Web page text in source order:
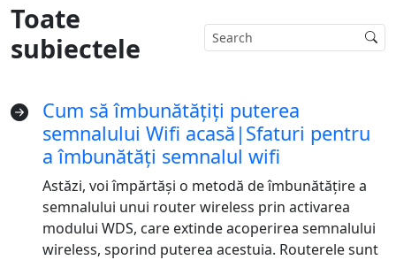
Toate
subiectele
Cum să îmbunătățiți puterea
semnalului Wifi acasă|Sfaturi pentru
a îmbunătăți semnalul wifi
Astăzi, voi împărtăși o metodă de îmbunătățire a
semnalului unui router wireless prin activarea
modului WDS, care extinde acoperirea semnalului
wireless, sporind puterea acestuia. Routerele sunt